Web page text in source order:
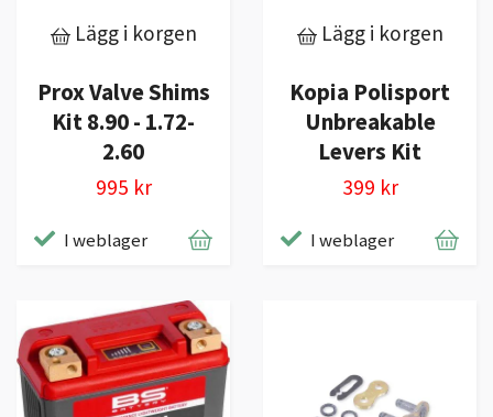
Lägg i korgen
Prox Valve Shims
Kit 8.90 - 1.72-
2.60
995 kr
I weblager
Lägg i korgen
Kopia Polisport
Unbreakable
Levers Kit
399 kr
I weblager